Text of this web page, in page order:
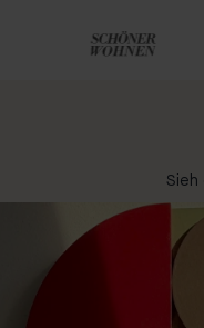
Sieh